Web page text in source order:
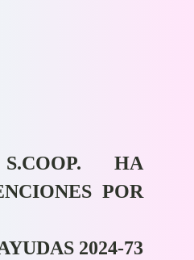
HA
POR
2024-73